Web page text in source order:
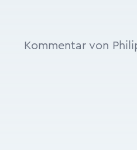
Kommentar von